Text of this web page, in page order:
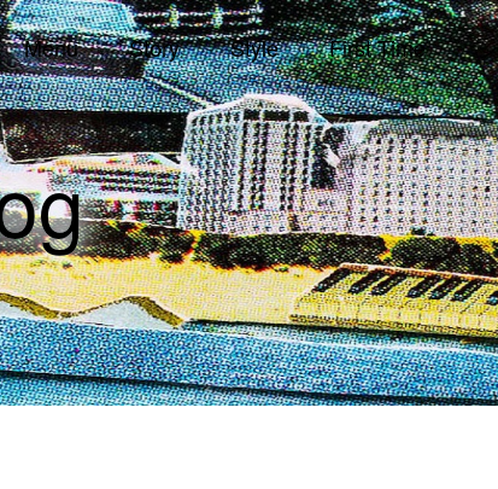
Menu Story Style First Time